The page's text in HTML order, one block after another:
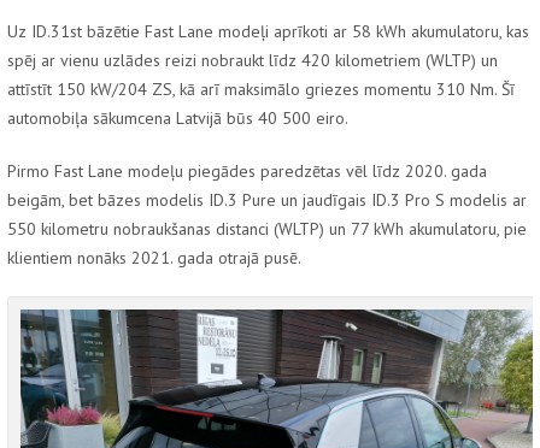
Uz ID.31st bāzētie Fast Lane modeļi aprīkoti ar 58 kWh akumulatoru, kas
spēj ar vienu uzlādes reizi nobraukt līdz 420 kilometriem (WLTP) un
attīstīt 150 kW/204 ZS, kā arī maksimālo griezes momentu 310 Nm. Šī
automobiļa sākumcena Latvijā būs 40 500 eiro.
Pirmo Fast Lane modeļu piegādes paredzētas vēl līdz 2020. gada
beigām, bet bāzes modelis ID.3 Pure un jaudīgais ID.3 Pro S modelis ar
550 kilometru nobraukšanas distanci (WLTP) un 77 kWh akumulatoru, pie
klientiem nonāks 2021. gada otrajā pusē.